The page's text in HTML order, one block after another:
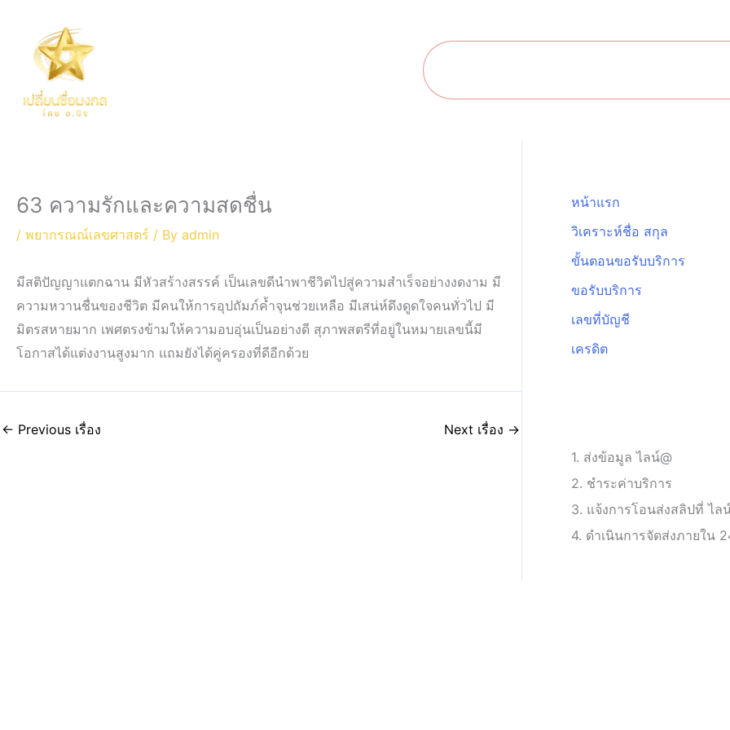
content
63 ความรักและความสดชื่น
/ พยากรณณ์เลขศาสตร์ / By admin
มีสติปัญญาแตกฉาน มีหัวสร้างสรรค์ เป็นเลขดีนำพาชีวิตไปสู่ความสำเร็จอย่างงดงาม มี
ความหวานชื่นของชีวิต มีคนให้การอุปถัมภ์ค้ำจุนช่วยเหลือ มีเสน่ห์ดึงดูดใจคนทั่วไป มี
มิตรสหายมาก เพศตรงข้ามให้ความอบอุ่นเป็นอย่างดี สุภาพสตรีที่อยู่ในหมายเลขนี้มี
โอกาสได้แต่งงานสูงมาก แถมยังได้คู่ครองที่ดีอีกด้วย
← Previous เรื่อง Next เรื่อง →
หน้าแรก
วิเคราะห์ชื่อ สกุล
ขั้นตอนขอรับบริการ
ขอรับบริการ
เลขที่บัญชี
เครดิต
1. ส่งข้อมูล ไลน์@
2. ชำระค่าบริการ
3. แจ้งการโอนส่งสลิปที่ ไล
4. ดำเนินการจัดส่งภายใน